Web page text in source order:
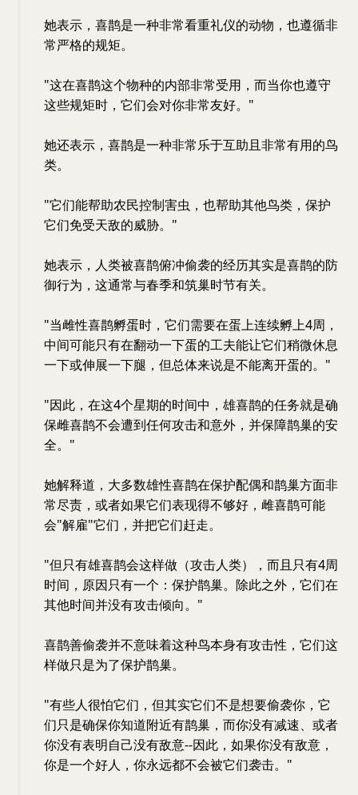
她表示，喜鹊是一种非常看重礼仪的动物，也遵循非
常严格的规矩。
"这在喜鹊这个物种的内部非常受用，而当你也遵守
这些规矩时，它们会对你非常友好。"
她还表示，喜鹊是一种非常乐于互助且非常有用的鸟
类。
"它们能帮助农民控制害虫，也帮助其他鸟类，保护
它们免受天敌的威胁。"
她表示，人类被喜鹊俯冲偷袭的经历其实是喜鹊的防
御行为，这通常与春季和筑巢时节有关。
"当雌性喜鹊孵蛋时，它们需要在蛋上连续孵上4周，
中间可能只有在翻动一下蛋的工夫能让它们稍微休息
一下或伸展一下腿，但总体来说是不能离开蛋的。"
"因此，在这4个星期的时间中，雄喜鹊的任务就是确
保雌喜鹊不会遭到任何攻击和意外，并保障鹊巢的安
全。"
她解释道，大多数雄性喜鹊在保护配偶和鹊巢方面非
常尽责，或者如果它们表现得不够好，雌喜鹊可能
会"解雇"它们，并把它们赶走。
"但只有雄喜鹊会这样做（攻击人类），而且只有4周
时间，原因只有一个：保护鹊巢。除此之外，它们在
其他时间并没有攻击倾向。"
喜鹊善偷袭并不意味着这种鸟本身有攻击性，它们这
样做只是为了保护鹊巢。
"有些人很怕它们，但其实它们不是想要偷袭你，它
们只是确保你知道附近有鹊巢，而你没有减速、或者
你没有表明自己没有敌意--因此，如果你没有敌意，
你是一个好人，你永远都不会被它们袭击。"